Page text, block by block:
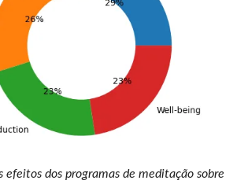
efeitos dos programas de meditação sobre